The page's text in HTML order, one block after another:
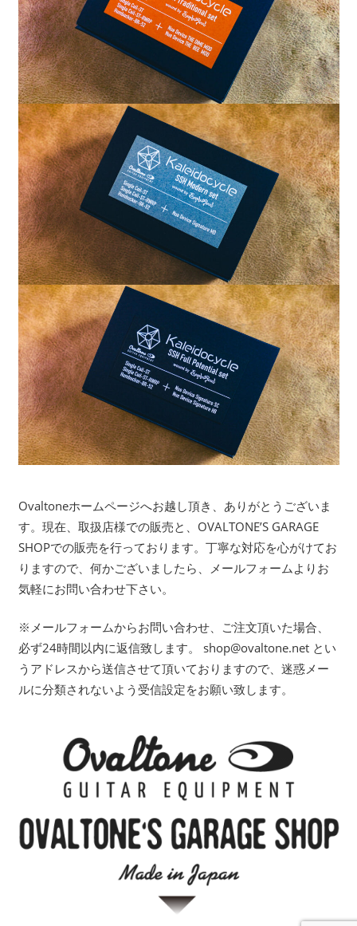
Ovaltoneホームページへお越し頂き、ありがとうございま
す。現在、取扱店様での販売と、OVALTONE’S GARAGE
SHOPでの販売を行っております。丁寧な対応を心がけてお
りますので、何かございましたら、メールフォームよりお
気軽にお問い合わせ下さい。
※メールフォームからお問い合わせ、ご注文頂いた場合、
必ず24時間以内に返信致します。 shop@ovaltone.net とい
うアドレスから送信させて頂いておりますので、迷惑メー
ルに分類されないよう受信設定をお願い致します。